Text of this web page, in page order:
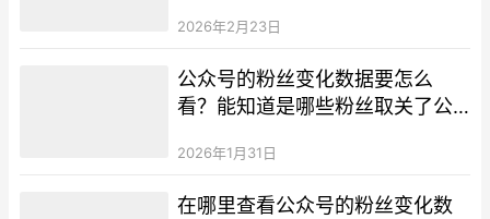
2026年2月23日
公众号的粉丝变化数据要怎么
看？能知道是哪些粉丝取关了公
2026年1月31日
在哪里查看公众号的粉丝变化数